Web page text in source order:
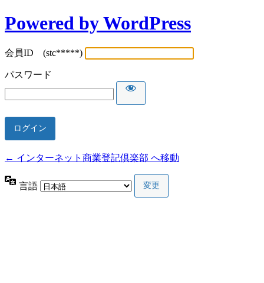
Powered by WordPress
会員ID (stc*****)
パスワード
← インターネット商業登記倶楽部 へ移動
言語